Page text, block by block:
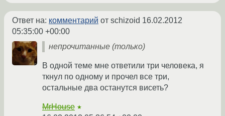
Ответ на: комментарий от schizoid 16.02.2012
05:35:00 +00:00
непрочитанные (только)
В одной теме мне ответили три человека, я
ткнул по одному и прочел все три,
остальные два останутся висеть?
MrHouse ★